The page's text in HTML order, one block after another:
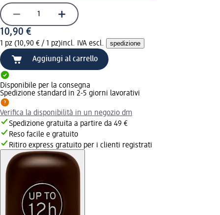
10,90 €
1 pz (10,90 € / 1 pz)incl. IVA escl. spedizione
Aggiungi al carrello
Disponibile per la consegna
Spedizione standard in 2-5 giorni lavorativi
Verifica la disponibilità in un negozio dm
Spedizione gratuita a partire da 49 €
Reso facile e gratuito
Ritiro express gratuito per i clienti registrati